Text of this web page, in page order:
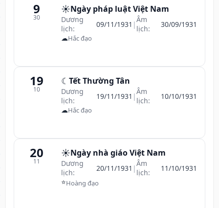
9
30
☀️Ngày pháp luật Việt Nam
Dương
lịch:
09/11/1931 |Âm
lịch:
30/09/1931
☁Hắc đạo
19
10
☾ Tết Thường Tân
Dương
lịch:
19/11/1931 |Âm
lịch:
10/10/1931
☁Hắc đạo
20
11
☀️Ngày nhà giáo Việt Nam
Dương
lịch:
20/11/1931 |Âm
lịch:
11/10/1931
⭐Hoàng đạo